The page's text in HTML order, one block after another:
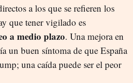
a los que se refieren los
que tener vigilado es
a medio plazo. Una mejora en
un buen síntoma de que España
una caída puede ser el peor